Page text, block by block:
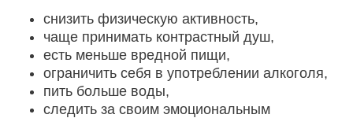
снизить физическую активность,
чаще принимать контрастный душ,
есть меньше вредной пищи,
ограничить себя в употреблении алкоголя,
пить больше воды,
следить за своим эмоциональным